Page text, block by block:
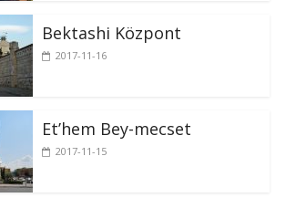
Bektashi Központ
2017-11-16
Et’hem Bey-mecset
2017-11-15